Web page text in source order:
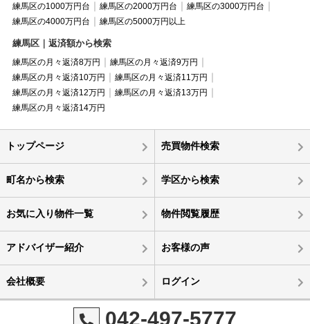
練馬区の1000万円台 練馬区の2000万円台
練馬区の3000万円台
練馬区の4000万円台
練馬区の5000万円以上
練馬区｜返済額から検索
練馬区の月々返済8万円
練馬区の月々返済9万円
練馬区の月々返済10万円
練馬区の月々返済11万円
練馬区の月々返済12万円
練馬区の月々返済13万円
練馬区の月々返済14万円
トップページ 売買物件検索
町名から検索 学区から検索
お気に入り物件一覧 物件閲覧履歴
アドバイザー紹介 お客様の声
会社概要 ログイン
042-497-5777